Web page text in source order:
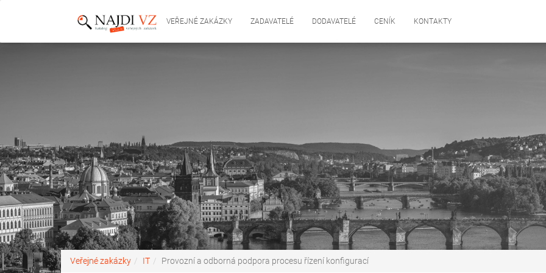
VEŘEJNÉ ZAKÁZKY ZADAVATELÉ DODAVATELÉ CENÍK KONTAKTY
Veřejné zakázky IT Provozní a odborná podpora procesu řízení konfigurací